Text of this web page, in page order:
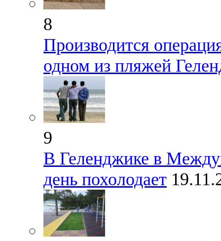
8
Производится
одном из пляжей
9
В Геленджике в
день похолодает